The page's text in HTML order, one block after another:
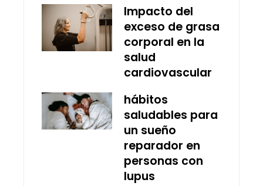
Impacto del
exceso de grasa
corporal en la
salud
cardiovascular
hábitos
saludables para
un sueño
reparador en
personas con
lupus